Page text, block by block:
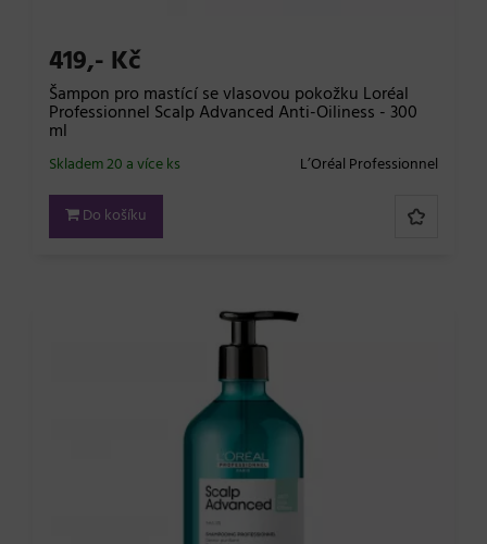
419,- Kč
Šampon pro mastící se vlasovou pokožku Loréal
Professionnel Scalp Advanced Anti-Oiliness - 300
ml
L’Oréal Professionnel
Skladem 20 a více ks
Do košíku